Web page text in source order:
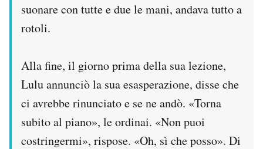
suonare con tutte e due le mani, andava tutto a
rotoli.
Alla fine, il giorno prima della sua lezione,
Lulu annunciò la sua esasperazione, disse che
ci avrebbe rinunciato e se ne andò. «Torna
subito al piano», le ordinai. «Non puoi
costringermi», rispose. «Oh, sì che posso». Di